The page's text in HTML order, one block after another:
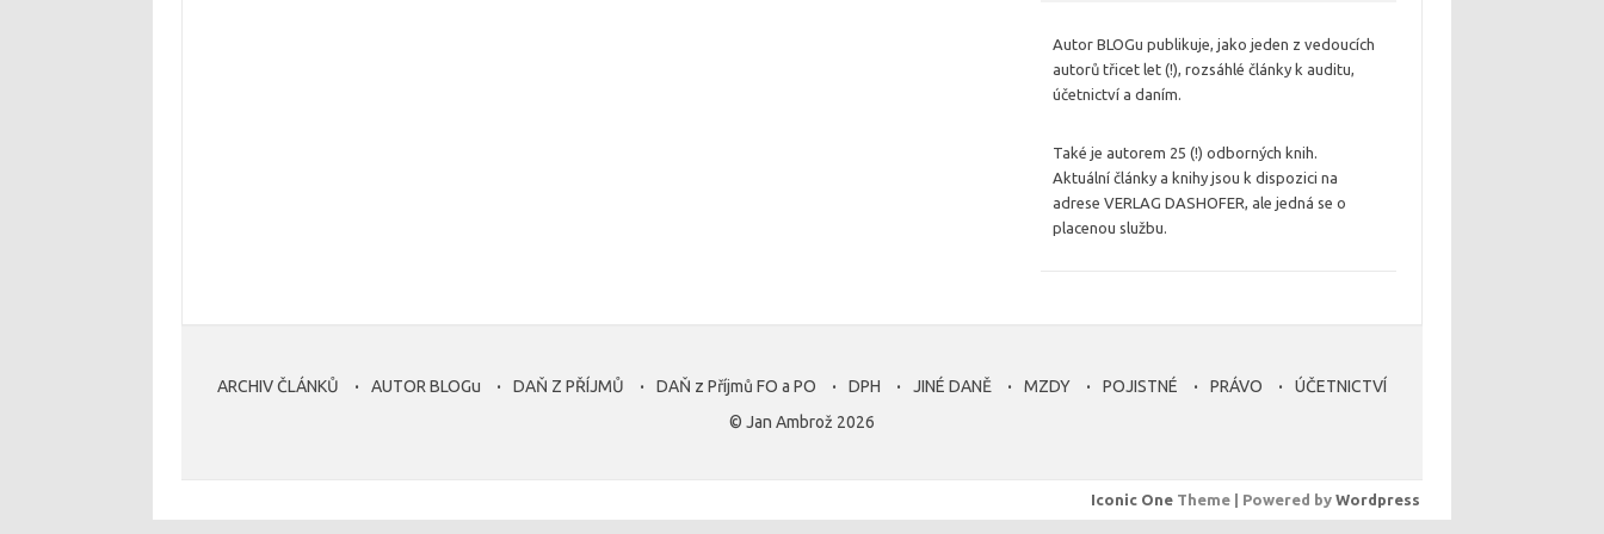
Autor BLOGu publikuje, jako jeden z vedoucích
autorů třicet let (!), rozsáhlé články k auditu,
účetnictví a daním.
Také je autorem 25 (!) odborných knih.
Aktuální články a knihy jsou k dispozici na
adrese VERLAG DASHOFER, ale jedná se o
placenou službu.
ARCHIV ČLÁNKŮ AUTOR BLOGu DAŇ Z PŘÍJMŮ DAŇ z Příjmů FO a PO DPH JINÉ DANĚ MZDY POJISTNÉ PRÁVO
ÚČETNICTVÍ
© Jan Ambrož 2026
Iconic One Theme | Powered by Wordpress